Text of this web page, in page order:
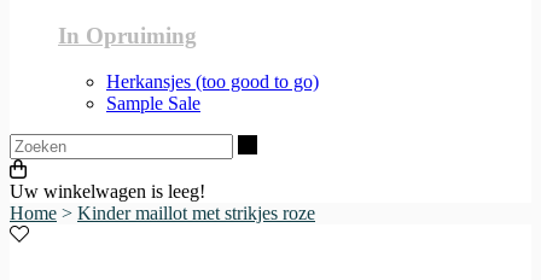
In Opruiming
Herkansjes (too good to go)
Sample Sale
Uw winkelwagen is leeg!
Home > Kinder maillot met strikjes roze